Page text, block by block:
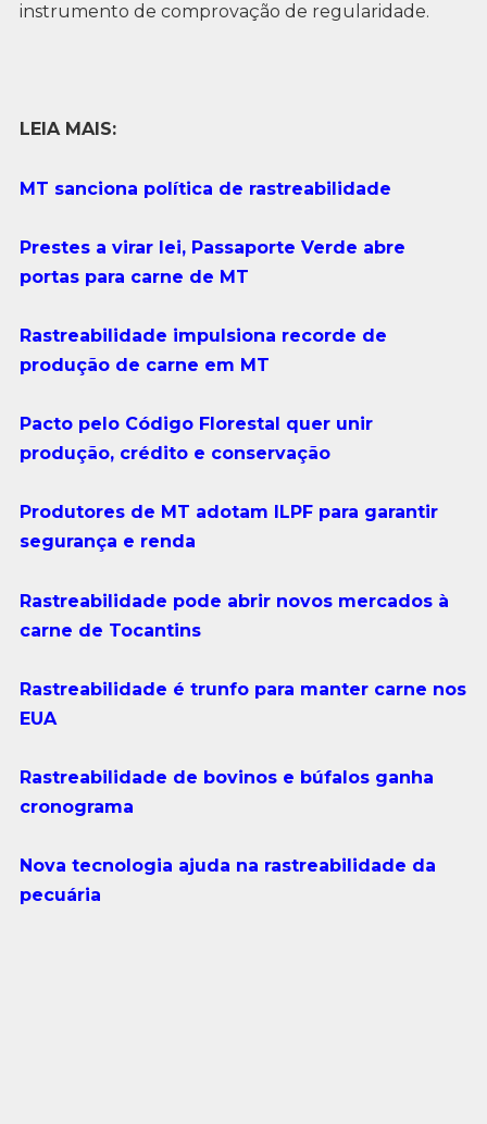
instrumento de comprovação de regularidade.
LEIA MAIS:
MT sanciona política de rastreabilidade
Prestes a virar lei, Passaporte Verde abre
portas para carne de MT
Rastreabilidade impulsiona recorde de
produção de carne em MT
Pacto pelo Código Florestal quer unir
produção, crédito e conservação
Produtores de MT adotam ILPF para garantir
segurança e renda
Rastreabilidade pode abrir novos mercados à
carne de Tocantins
Rastreabilidade é trunfo para manter carne nos
EUA
Rastreabilidade de bovinos e búfalos ganha
cronograma
Nova tecnologia ajuda na rastreabilidade da
pecuária